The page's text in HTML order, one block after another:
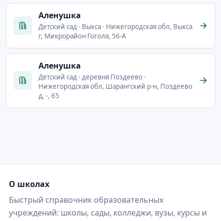
Аленушка
Детский сад · Выкса · Нижегородская обл, Выкса
г, Микрорайон Гоголя, 56-А
Аленушка
Детский сад · деревня Поздеево ·
Нижегородская обл, Шарангский р-н, Поздеево
д, -, 65
О школах
Быстрый справочник образовательных
учреждений: школы, сады, колледжи, вузы, курсы и